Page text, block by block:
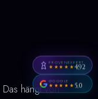
Das hängt von
PROVENEXPERT
★★★★★4,92
GOOGLE
★★★★★5,0